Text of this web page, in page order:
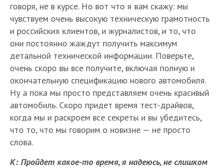
говоря, не в курсе. Но вот что я вам скажу: мы
чувствуем очень высокую техническую грамотность
и российских клиентов, и журналистов, и то, что
они постоянно жаждут получить максимум
детальной технической информации. Поверьте,
очень скоро вы все получите, включая полную и
окончательную спецификацию нового автомобиля.
Ну а пока мы просто представляем очень красивый
автомобиль. Скоро придет время тест-драйвов,
когда мы и раскроем все секреты и вы убедитесь,
что то, что мы говорим о новизне — не просто
слова.
К: Пройдет какое-то время, я надеюсь, не слишком